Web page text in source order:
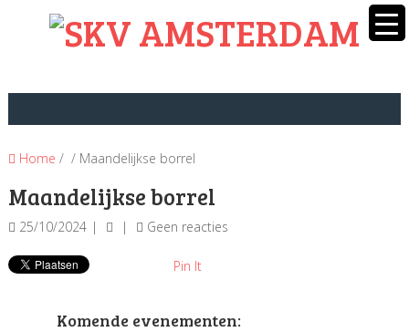
Home / / Maandelijkse borrel
Maandelijkse borrel
25/10/2024 Geen reacties
Pin It
Komende evenementen: